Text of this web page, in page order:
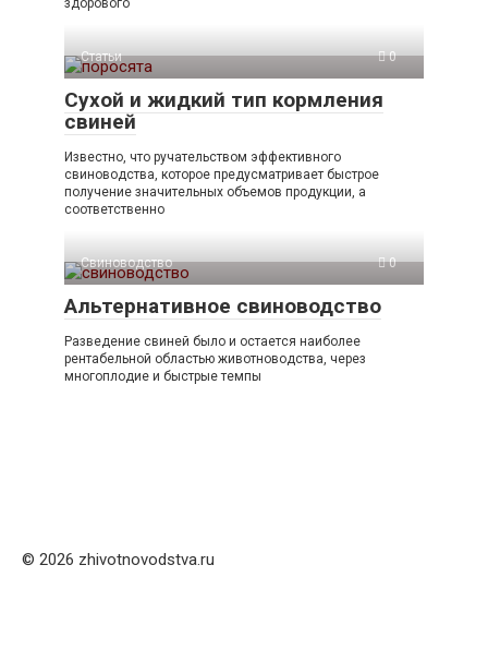
здорового
Статьи 0
Сухой и жидкий тип кормления
свиней
Известно, что ручательством эффективного
свиноводства, которое предусматривает быстрое
получение значительных объемов продукции, а
соответственно
Свиноводство 0
Альтернативное свиноводство
Разведение свиней было и остается наиболее
рентабельной областью животноводства, через
многоплодие и быстрые темпы
© 2026 zhivotnovodstva.ru